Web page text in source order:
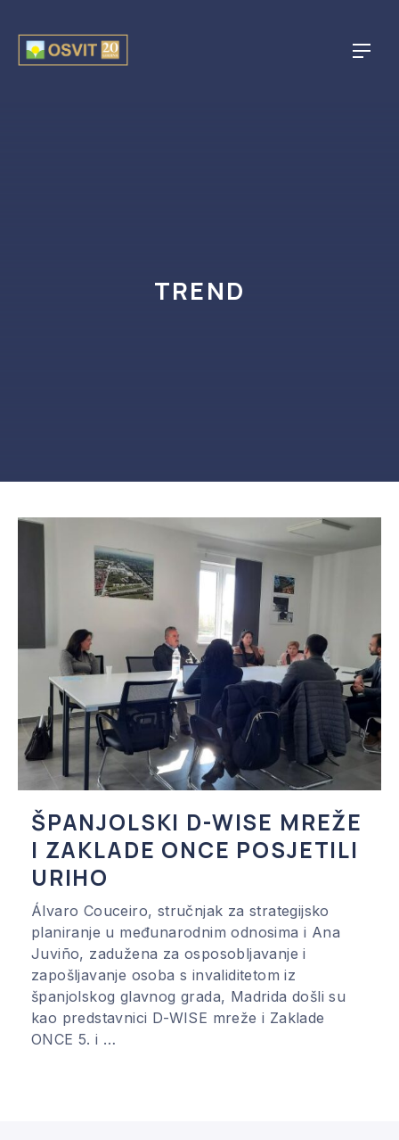
TREND
ŠPANJOLSKI D-WISE MREŽE
I ZAKLADE ONCE POSJETILI
URIHO
Álvaro Couceiro, stručnjak za strategijsko
planiranje u međunarodnim odnosima i Ana
Juviño, zadužena za osposobljavanje i
zapošljavanje osoba s invaliditetom iz
španjolskog glavnog grada, Madrida došli su
kao predstavnici D-WISE mreže i Zaklade
ONCE 5. i …